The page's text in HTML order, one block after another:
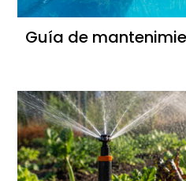
Guía de